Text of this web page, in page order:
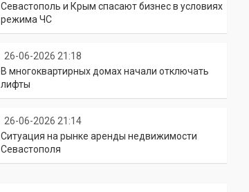
Севастополь и Крым спасают бизнес в условиях
режима ЧС
26-06-2026 21:18
В многоквартирных домах начали отключать
лифты
26-06-2026 21:14
Ситуация на рынке аренды недвижимости
Севастополя